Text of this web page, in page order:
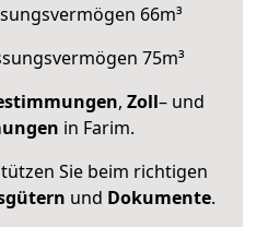
66m³
75m³
, Zoll– und
in Farim.
Sie beim richtigen
und Dokumente.